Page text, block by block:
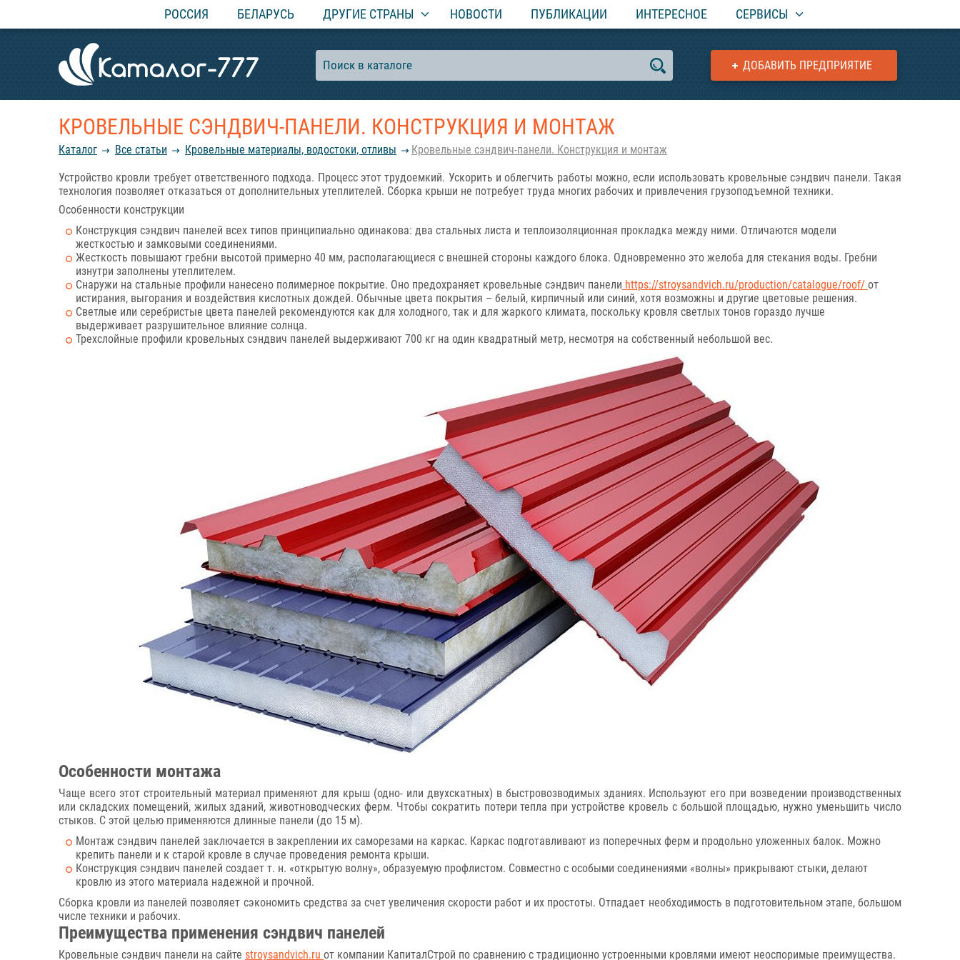
РОССИЯ БЕЛАРУСЬ ДРУГИЕ СТРАНЫ НОВОСТИ ПУБЛИКАЦИИ ИНТЕРЕСНОЕ СЕРВИСЫ
ДОБАВИТЬ ПРЕДПРИЯТИЕ
КРОВЕЛЬНЫЕ СЭНДВИЧ-ПАНЕЛИ. КОНСТРУКЦИЯ И МОНТАЖ
Каталог Все статьи Кровельные материалы, водостоки, отливы Кровельные сэндвич-панели. Конструкция и монтаж
Устройство кровли требует ответственного подхода. Процесс этот трудоемкий. Ускорить и облегчить работы можно, если использовать кровельные сэндвич панели. Такая
технология позволяет отказаться от дополнительных утеплителей. Сборка крыши не потребует труда многих рабочих и привлечения грузоподъемной техники.
Особенности конструкции
Конструкция сэндвич панелей всех типов принципиально одинакова: два стальных листа и теплоизоляционная прокладка между ними. Отличаются модели
жесткостью и замковыми соединениями.
Жесткость повышают гребни высотой примерно 40 мм, располагающиеся с внешней стороны каждого блока. Одновременно это желоба для стекания воды. Гребни
изнутри заполнены утеплителем.
Снаружи на стальные профили нанесено полимерное покрытие. Оно предохраняет кровельные сэндвич панели https://stroysandvich.ru/production/catalogue/roof/ от
истирания, выгорания и воздействия кислотных дождей. Обычные цвета покрытия – белый, кирпичный или синий, хотя возможны и другие цветовые решения.
Светлые или серебристые цвета панелей рекомендуются как для холодного, так и для жаркого климата, поскольку кровля светлых тонов гораздо лучше
выдерживает разрушительное влияние солнца.
Трехслойные профили кровельных сэндвич панелей выдерживают 700 кг на один квадратный метр, несмотря на собственный небольшой вес.
Особенности монтажа
Чаще всего этот строительный материал применяют для крыш (одно- или двухскатных) в быстровозводимых зданиях. Используют его при возведении производственных
или складских помещений, жилых зданий, животноводческих ферм. Чтобы сократить потери тепла при устройстве кровель с большой площадью, нужно уменьшить число
стыков. С этой целью применяются длинные панели (до 15 м).
Монтаж сэндвич панелей заключается в закреплении их саморезами на каркас. Каркас подготавливают из поперечных ферм и продольно уложенных балок. Можно
крепить панели и к старой кровле в случае проведения ремонта крыши.
Конструкция сэндвич панелей создает т. н. «открытую волну», образуемую профлистом. Совместно с особыми соединениями «волны» прикрывают стыки, делают
кровлю из этого материала надежной и прочной.
Сборка кровли из панелей позволяет сэкономить средства за счет увеличения скорости работ и их простоты. Отпадает необходимость в подготовительном этапе, большом
числе техники и рабочих.
Преимущества применения сэндвич панелей
Кровельные сэндвич панели на сайте stroysandvich.ru от компании КапиталСтрой по сравнению с традиционно устроенными кровлями имеют неоспоримые преимущества.